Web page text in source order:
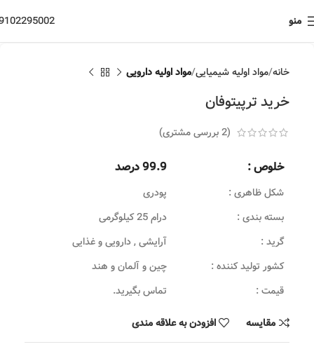
منو
خانه مواد اولیه شیمیایی مواد اولیه دارویی
خرید ترپیتوفان
(
2بررسی مشتری)
خلوص : 99.9 درصد
شکل ظاهری :
پودری
بسته بندی :
درام 25 کیلوگرمی
گرید :
آرایشی , دارویی و غذایی
کشور تولید کننده :
چین و آلمان و هند
قیمت :
تماس بگیرید.
مقایسه افزودن به علاقه مندی